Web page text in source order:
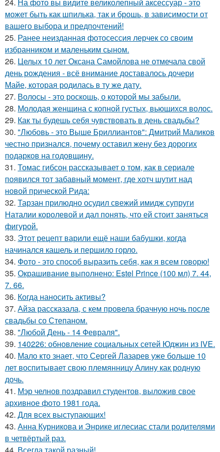
может быть как шпилька, так и брошь, в зависимости от
вашего выбора и предпочтений!
25. Ранее неизданная фотосессия лерчек со своим
избранником и маленьким сыном.
26. Целых 10 лет Оксана Самойлова не отмечала свой
день рождения - всё внимание доставалось дочери
Майе, которая родилась в ту же дату.
27. Волосы - это роскошь, о которой мы забыли.
28. Молодая женщина с копной густых, вьющихся волос.
29. Как ты будешь себя чувствовать в день свадьбы?
30. "Любовь - это Выше Бриллиантов": Дмитрий Маликов
честно признался, почему оставил жену без дорогих
подарков на годовщину.
31. Томас гибсон рассказывает о том, как в сериале
появился тот забавный момент, где хотч шутит над
новой прической Рида:
32. Тарзан прилюдно осудил свежий имидж супруги
Наталии королевой и дал понять, что ей стоит заняться
фигурой.
33. Этот рецепт варили ещё наши бабушки, когда
начинался кашель и першило горло.
34. Фото - это способ выразить себя, как я всем говорю!
35. Окрашивание выполнено: Estel Prince (100 мл) 7. 44,
7. 66.
36. Когда наносить активы?
37. Айза рассказала, с кем провела брачную ночь после
свадьбы со Степаном.
38. "Любой День - 14 Февраля".
39. 140226: обновление социальных сетей Юджин из IVE.
40. Мало кто знает, что Сергей Лазарев уже больше 10
лет воспитывает свою племянницу Алину как родную
дочь.
41. Мэр челнов поздравил студентов, выложив свое
архивное фото 1981 года.
42. Для всех выступающих!
43. Анна Курникова и Энрике иглесиас стали родителями
в четвёртый раз.
44. Всегда такой разный!